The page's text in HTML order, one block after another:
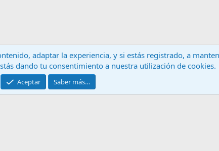
Contáctanos Términos y reglas
platform by XenForo® © 2010-2024 XenForo Ltd.
adaptar la experiencia, y si estás registrado, a
dando tu consentimiento a nuestra utilización de cookies.
Aceptar Saber más…